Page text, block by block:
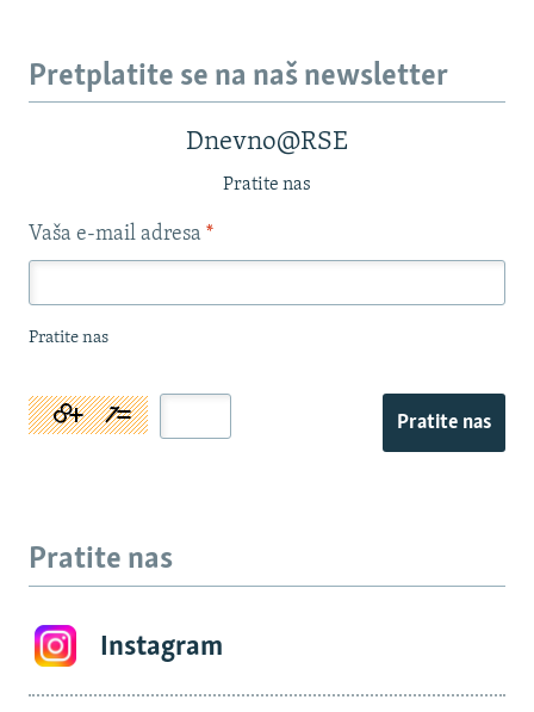
Pretplatite se na naš newsletter
Dnevno@RSE
Pratite nas
Vaša e-mail adresa *
Pratite nas
Pratite nas
Pratite nas
Instagram